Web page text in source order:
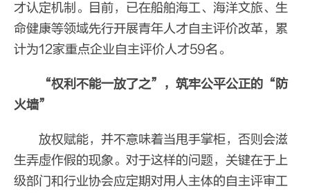
才认定机制。目前，已在船舶海工、海洋文旅、生
命健康等领域先行开展青年人才自主评价改革，累
计为12家重点企业自主评价人才59名。
“权利不能一放了之”，筑牢公平公正的“防
火墙”
放权赋能，并不意味着当甩手掌柜，否则会滋
生弄虚作假的现象。对于这样的问题，关键在于上
级部门和行业协会应定期对用人主体的自主评审工